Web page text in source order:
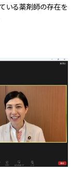
いる薬剤師の存在を